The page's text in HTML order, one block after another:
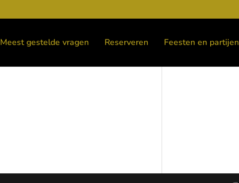
Meest gestelde vragen Reserveren Feesten en partijen